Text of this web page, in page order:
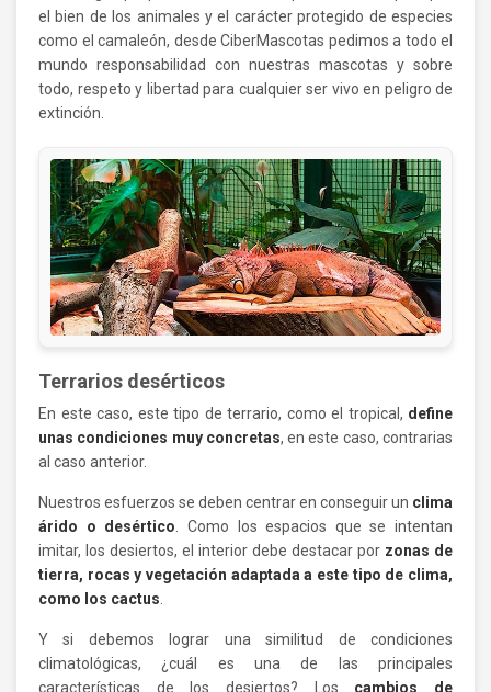
el bien de los animales y el carácter protegido de especies
como el camaleón, desde CiberMascotas pedimos a todo el
mundo responsabilidad con nuestras mascotas y sobre
todo, respeto y libertad para cualquier ser vivo en peligro de
extinción.
Terrarios desérticos
En este caso, este tipo de terrario, como el tropical, define
unas condiciones muy concretas, en este caso, contrarias
al caso anterior.
Nuestros esfuerzos se deben centrar en conseguir un clima
árido o desértico . Como los espacios que se intentan
imitar, los desiertos, el interior debe destacar por zonas de
tierra, rocas y vegetación adaptada a este tipo de clima,
como los cactus
Y si debemos lograr una similitud de condiciones
climatológicas, ¿cuál es una de las principales
características de los desiertos? Los cambios de